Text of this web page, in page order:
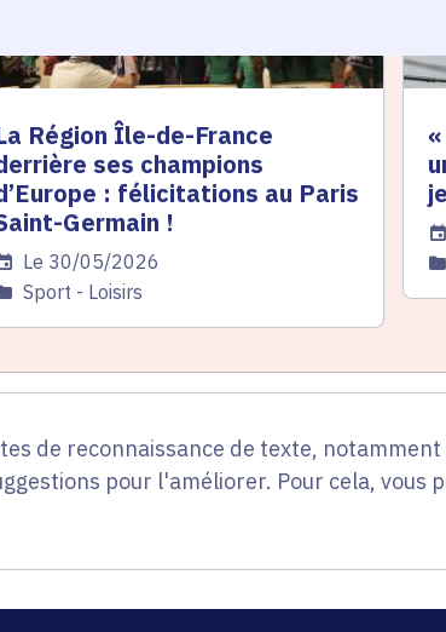
Région Île-de-France
ses champions
: félicitations au Paris
Germain !
de l'arrêté
Le 30/05/2026
Sport - Loisirs
de reconnaissance de texte,
pour l'améliorer. Pour cela, vous